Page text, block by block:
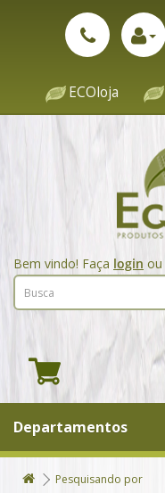
ECOloja
Bem vindo! Faça login ou
Departamentos
Pesquisando por